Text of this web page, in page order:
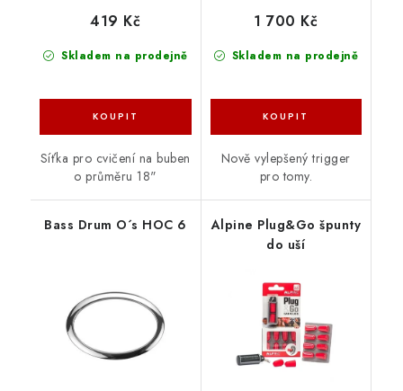
Skladem na prodejně
419 Kč
Síťka pro cvičení na buben
o průměru 18"
Skladem na prodejně
1 700 Kč
Nově vylepšený trigger
pro tomy.
Bass Drum O´s HOC 6
Alpine Plug&Go špunty
do uší